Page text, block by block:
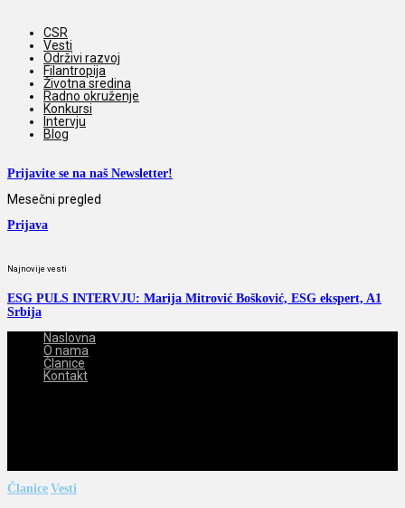
CSR
Vesti
Održivi razvoj
Filantropija
Životna sredina
Radno okruženje
Konkursi
Intervju
Blog
Prijavite se na naš Newsletter!
Mesečni pregled
Prijava
Najnovije vesti
ESG PULS INTERVJU: Marija Mitrović Bošković, ESG ekspert, A1
Srbija
Naslovna
O nama
Članice
Kontakt
Članice Vesti